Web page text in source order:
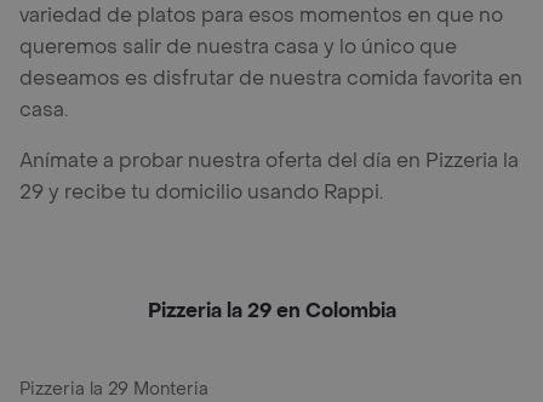
variedad de platos para esos momentos en que no
queremos salir de nuestra casa y lo único que
deseamos es disfrutar de nuestra comida favorita en
casa.
Anímate a probar nuestra oferta del día en Pizzeria la
29 y recibe tu domicilio usando Rappi.
Pizzeria la 29 en Colombia
Pizzeria la 29 Monteria